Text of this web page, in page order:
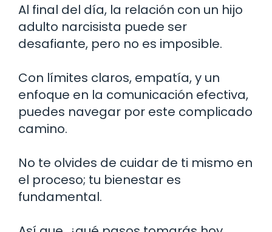
Al final del día, la relación con un hijo
adulto narcisista puede ser
desafiante, pero no es imposible.
Con límites claros, empatía, y un
enfoque en la comunicación efectiva,
puedes navegar por este complicado
camino.
No te olvides de cuidar de ti mismo en
el proceso; tu bienestar es
fundamental.